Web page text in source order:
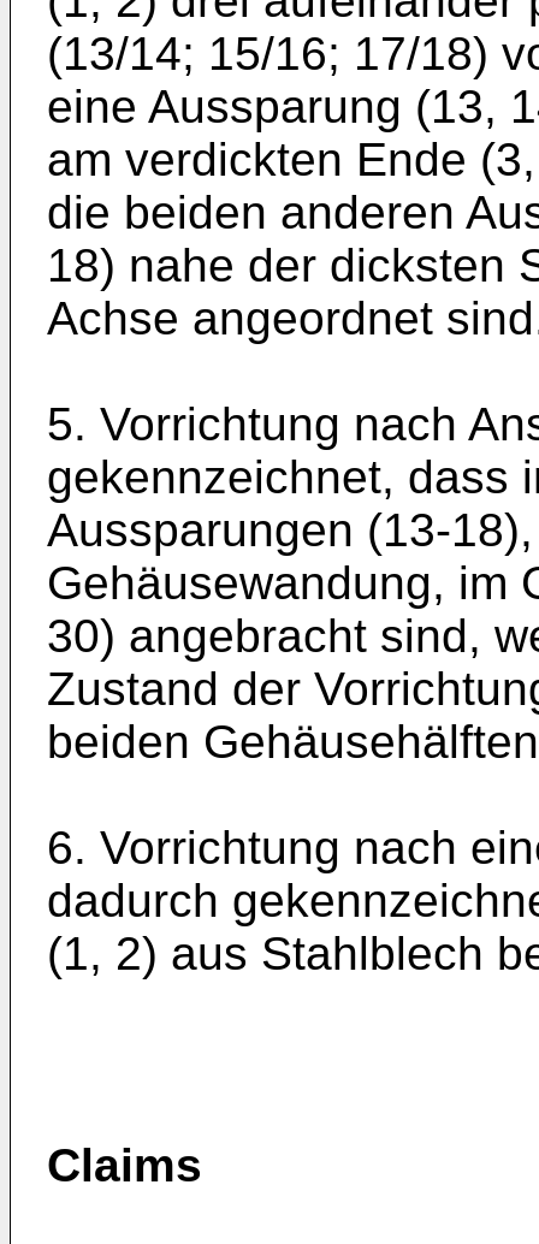
(13/14; 15/16; 17/18)
eine Aussparung (13,
am verdickten Ende
die beiden anderen
18) nahe der dicksten
Achse angeordnet
5. Vorrichtung nach
gekennzeichnet, dass
Aussparungen (13-
Gehäusewandung, im
30) angebracht sind,
Zustand der
beiden
6. Vorrichtung nach
dadurch
(1, 2) aus Stahlblech
Claims